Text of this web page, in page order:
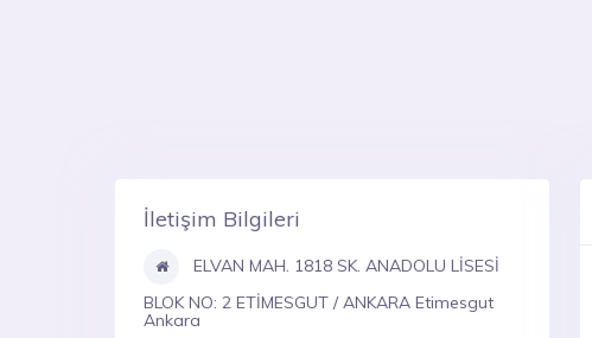
İletişim Bilgileri
ELVAN MAH. 1818 SK. ANADOLU LİSESİ
BLOK NO: 2 ETİMESGUT / ANKARA Etimesgut
Ankara